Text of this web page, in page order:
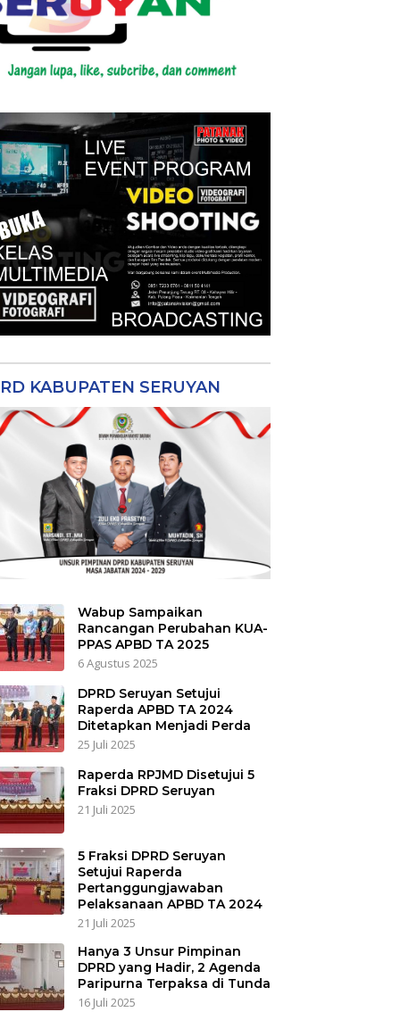
KABUPATEN SERUYAN
Wabup Sampaikan
Rancangan Perubahan KUA-
PPAS APBD TA 2025
6 Agustus 2025
DPRD Seruyan Setujui
Raperda APBD TA 2024
Ditetapkan Menjadi Perda
25 Juli 2025
Raperda RPJMD Disetujui 5
Fraksi DPRD Seruyan
21 Juli 2025
5 Fraksi DPRD Seruyan
Setujui Raperda
Pertanggungjawaban
Pelaksanaan APBD TA 2024
21 Juli 2025
Hanya 3 Unsur Pimpinan
DPRD yang Hadir, 2 Agenda
Paripurna Terpaksa di Tunda
16 Juli 2025